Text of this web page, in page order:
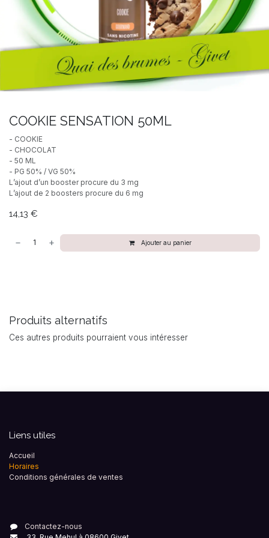
COOKIE SENSATION 50ML
- COOKIE
- CHOCOLAT
- 50 ML
- PG 50% / VG 50%
L’ajout d’un booster procure du 3 mg
L’ajout de 2 boosters procure du 6 mg
14,13 €
Ajouter au panier
Produits alternatifs
Ces autres produits pourraient vous intéresser
Liens utiles
Accueil
Horaires
Conditions générales de ventes
Contactez-nous